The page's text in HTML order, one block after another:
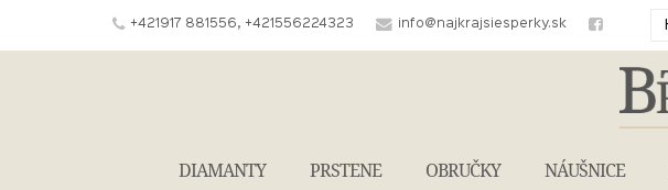
+421917 881556, +421556224323 info@najkrajsiesperky.sk
DIAMANTY PRSTENE OBRUČKY NÁUŠNICE